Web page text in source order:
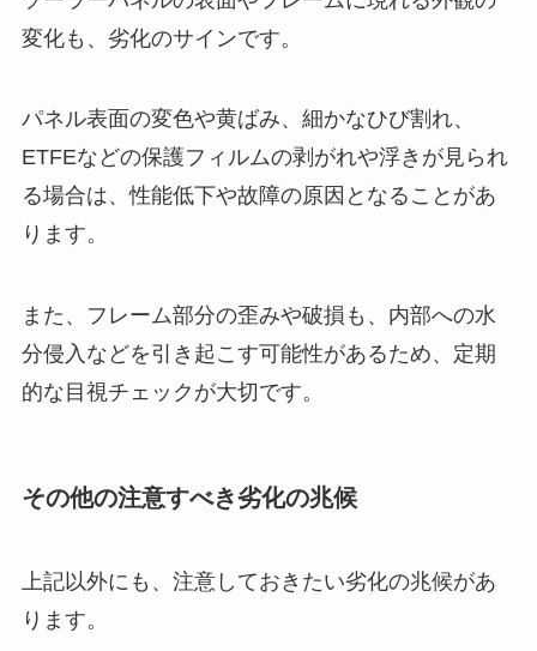
変化も、劣化のサインです。
パネル表面の変色や黄ばみ、細かなひび割れ、
ETFEなどの保護フィルムの剥がれや浮きが見られ
る場合は、性能低下や故障の原因となることがあ
ります。
また、フレーム部分の歪みや破損も、内部への水
分侵入などを引き起こす可能性があるため、定期
的な目視チェックが大切です。
その他の注意すべき劣化の兆候
上記以外にも、注意しておきたい劣化の兆候があ
ります。